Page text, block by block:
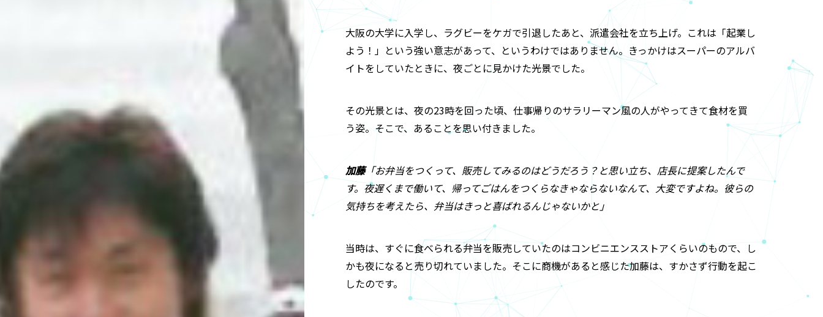
大阪の大学に入学し、ラグビーをケガで引退したあと、派遣会社を立ち上げ。これは「起業し
よう！」という強い意志があって、というわけではありません。きっかけはスーパーのアルバ
イトをしていたときに、夜ごとに見かけた光景でした。
その光景とは、夜の23時を回った頃、仕事帰りのサラリーマン風の人がやってきて食材を買
う姿。そこで、あることを思い付きました。
加藤「お弁当をつくって、販売してみるのはどうだろう？と思い立ち、店長に提案したんで
す。夜遅くまで働いて、帰ってごはんをつくらなきゃならないなんて、大変ですよね。彼らの
気持ちを考えたら、弁当はきっと喜ばれるんじゃないかと」
当時は、すぐに食べられる弁当を販売していたのはコンビニエンスストアくらいのもので、し
かも夜になると売り切れていました。そこに商機があると感じた加藤は、すかさず行動を起こ
したのです。